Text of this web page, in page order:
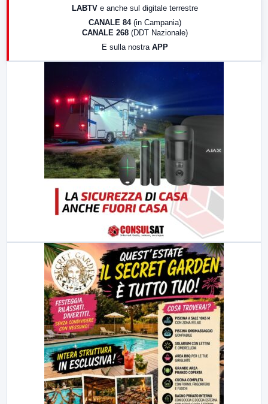
LABTV e anche sul digitale terrestre
CANALE 84 (in Campania)
CANALE 268 (DDT Nazionale)
E sulla nostra APP